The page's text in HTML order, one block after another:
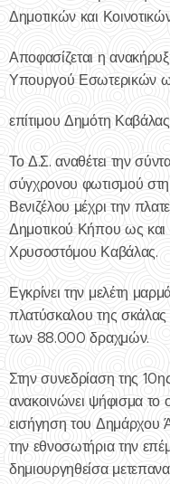
Δημοτικών και
Αποφασίζεται η
Υπουργού Εσωτερικών
επίτιμου Δημότη
Το Δ.Σ. αναθέτει την
σύγχρονου φωτισμού στη
Βενιζέλου μέχρι την
Δημοτικού Κήπου ως και
Χρυσοστόμου Καβάλας.
Εγκρίνει την μελέτη
πλατύσκαλου της
των 88.000 δραχμών.
Στην συνεδρίαση της
ανακοινώνει ψήφισμα το
εισήγηση του Δημάρχου
την εθνοσωτήρια την
δημιουργηθείσα